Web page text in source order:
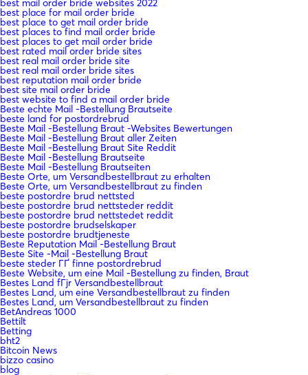
best mail order bride websites 2022
best place for mail order bride
best place to get mail order bride
best places to find mail order bride
best places to get mail order bride
best rated mail order bride sites
best real mail order bride site
best real mail order bride sites
best reputation mail order bride
best site mail order bride
best website to find a mail order bride
Beste echte Mail -Bestellung Brautseite
beste land for postordrebrud
Beste Mail -Bestellung Braut -Websites Bewertungen
Beste Mail -Bestellung Braut aller Zeiten
Beste Mail -Bestellung Braut Site Reddit
Beste Mail -Bestellung Brautseite
Beste Mail -Bestellung Brautseiten
Beste Orte, um Versandbestellbraut zu erhalten
Beste Orte, um Versandbestellbraut zu finden
beste postordre brud nettsted
beste postordre brud nettsteder reddit
beste postordre brud nettstedet reddit
beste postordre brudselskaper
beste postordre brudtjeneste
Beste Reputation Mail -Bestellung Braut
Beste Site -Mail -Bestellung Braut
beste steder ГҐ finne postordrebrud
Beste Website, um eine Mail -Bestellung zu finden, Braut
Bestes Land fГјr Versandbestellbraut
Bestes Land, um eine Versandbestellbraut zu finden
Bestes Land, um Versandbestellbraut zu finden
BetAndreas 1000
Bettilt
Betting
bht2
Bitcoin News
bizzo casino
blog